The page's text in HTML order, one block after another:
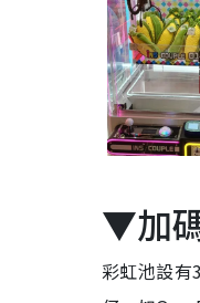
▼加
彩虹池設有